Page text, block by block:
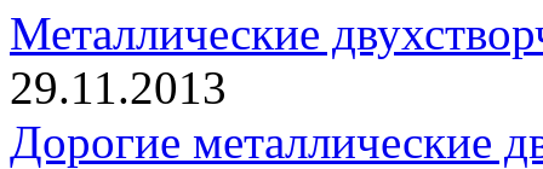
Металлические
29.11.2013
Дорогие металлические